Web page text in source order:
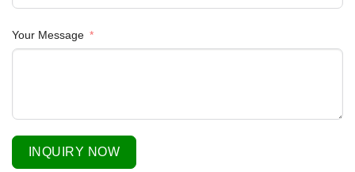
Your Message
INQUIRY NOW